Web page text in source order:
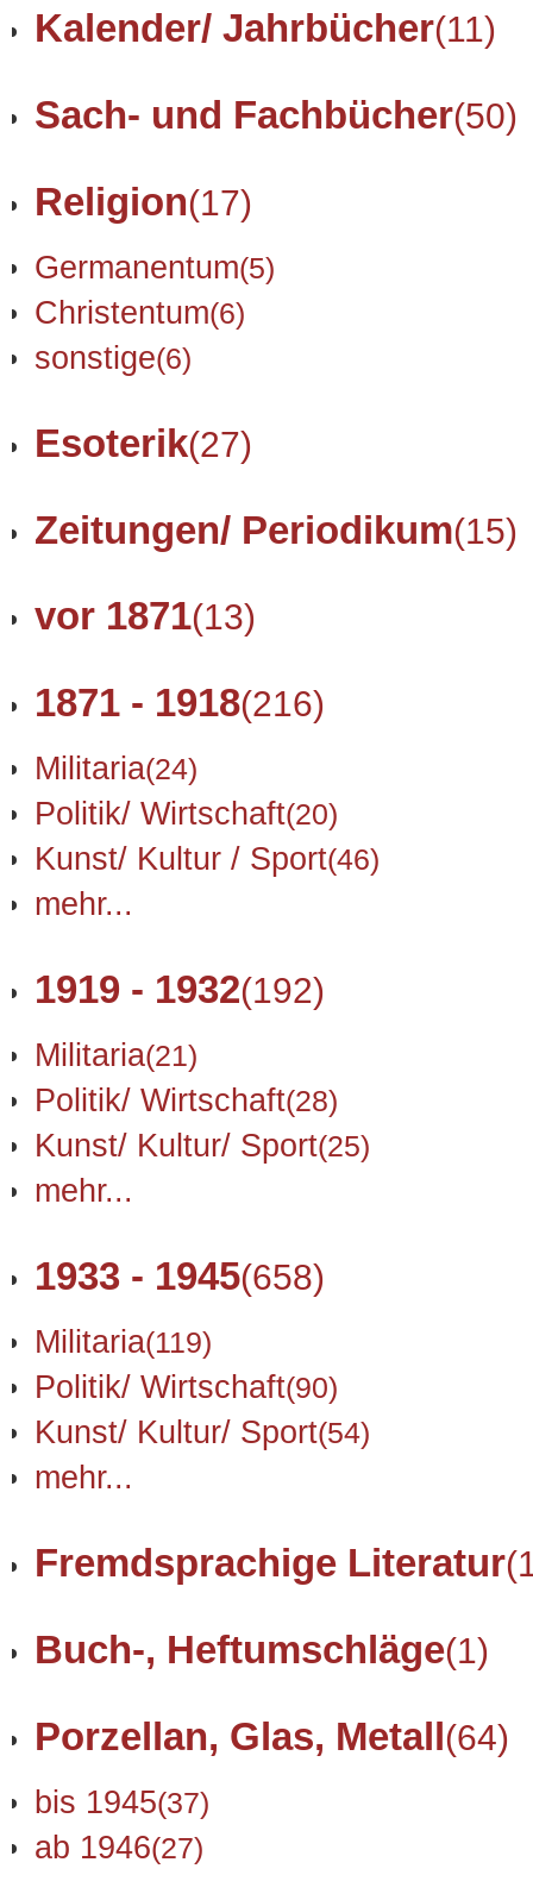
Kalender/ Jahrbücher(11)
Sach- und Fachbücher(50)
Religion(17)
Germanentum(5)
Christentum(6)
sonstige(6)
Esoterik(27)
Zeitungen/ Periodikum(15)
vor 1871(13)
1871 - 1918(216)
Militaria(24)
Politik/ Wirtschaft(20)
Kunst/ Kultur / Sport(46)
mehr...
1919 - 1932(192)
Militaria(21)
Politik/ Wirtschaft(28)
Kunst/ Kultur/ Sport(25)
mehr...
1933 - 1945(658)
Militaria(119)
Politik/ Wirtschaft(90)
Kunst/ Kultur/ Sport(54)
mehr...
Fremdsprachige Literatur
Buch-, Heftumschläge(1)
Porzellan, Glas, Metall(64)
bis 1945(37)
ab 1946(27)